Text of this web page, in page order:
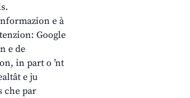
e à
Google
e de
in part o ’nt
e ju
che par